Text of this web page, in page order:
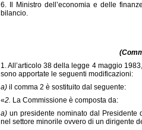
6. Il Ministro dell’economia e delle
bilancio.
1. All’articolo 38 della legge 4 maggio
sono apportate le seguenti modificazioni:
a)il comma 2 è sostituito dal seguente:
«2. La Commissione è composta da:
a)un presidente nominato dal Presidente
nel settore minorile ovvero di un dirigente